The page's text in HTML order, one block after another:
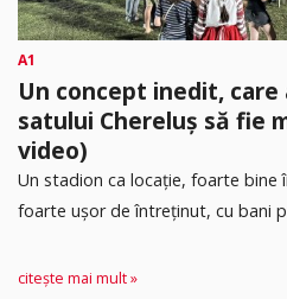
A1
Un concept inedit,
satului Chereluș să fie
video)
Un stadion ca locație, foarte bine
foarte ușor de întreținut, cu bani
citește mai mult »